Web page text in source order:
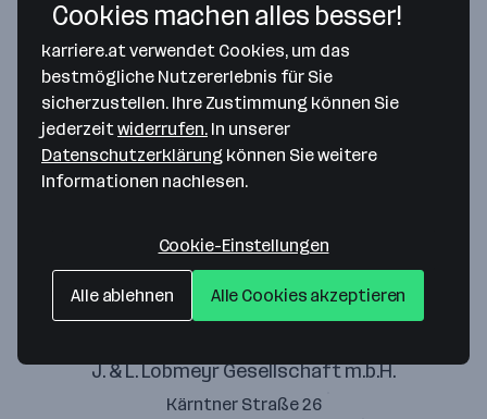
Bitte stimme unseren Cookie-
Richtlinien zu, um diese Karte
anzuzeigen.
J. & L. Lobmeyr Gesellschaft m.b.H.
Kärntner Straße 26
Cookies machen alles besser!
karriere.at verwendet Cookies, um das
bestmögliche Nutzererlebnis für Sie
sicherzustellen. Ihre Zustimmung können Sie
jederzeitwiderrufen. In unserer
Datenschutzerklärung können Sie weitere
Informationen nachlesen.
Cookie-Einstellungen
Alle ablehnen Alle Cookies akzeptieren